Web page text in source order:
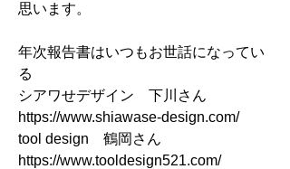
思います。
年次報告書はいつもお世話になってい
る
シアワせデザイン　下川さん
https://www.shiawase-design.com/
tool design　鶴岡さん
https://www.tooldesign521.com/
グループについて
グループへようこそ！他のメンバーと
交流したり、最新情報を入手したり、
メディアをシェアすることができま
す。